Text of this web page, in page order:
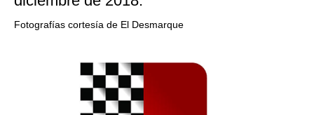
Fotografías cortesía de El Desmarque